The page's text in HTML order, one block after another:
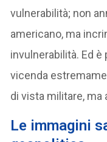
vulnerabilità; non
americano, ma
invulnerabilità. Ed
vicenda
di vista militare, ma
Le immagini